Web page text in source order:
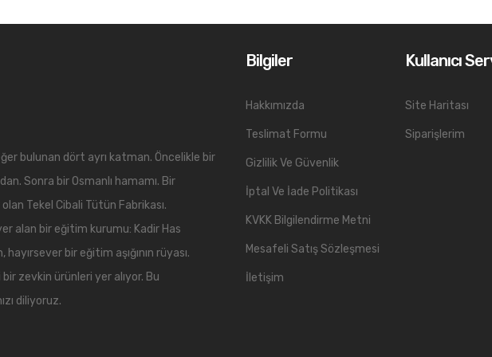
bulunan dört ayrı katman. Öncelikle bir
Sonra bir Osmanlı hamamı. Bir
Tekel Cibali Tütün Fabrikası.
alan bir eğitim kurumu: Kadir Has
bir eğitim aşığının rüyası.
zevkin ürünleri yer alıyor. Bu
diliyoruz.
Bilgiler
Hakkımızda
Teslimat Formu
Gizlilik Ve Güvenlik
İptal Ve İade Politikası
KVKK Bilgilendirme Metni
Mesafeli Satış Sözleşmesi
İletişim
Kullanıcı
Site Haritası
Siparişlerim